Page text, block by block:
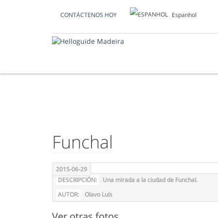
CONTÁCTENOS HOY Espanhol
Funchal
2015-06-29
DESCRIPCIÓN:
Una mirada a la ciudad de Funchal.
AUTOR:
Olavo Luís